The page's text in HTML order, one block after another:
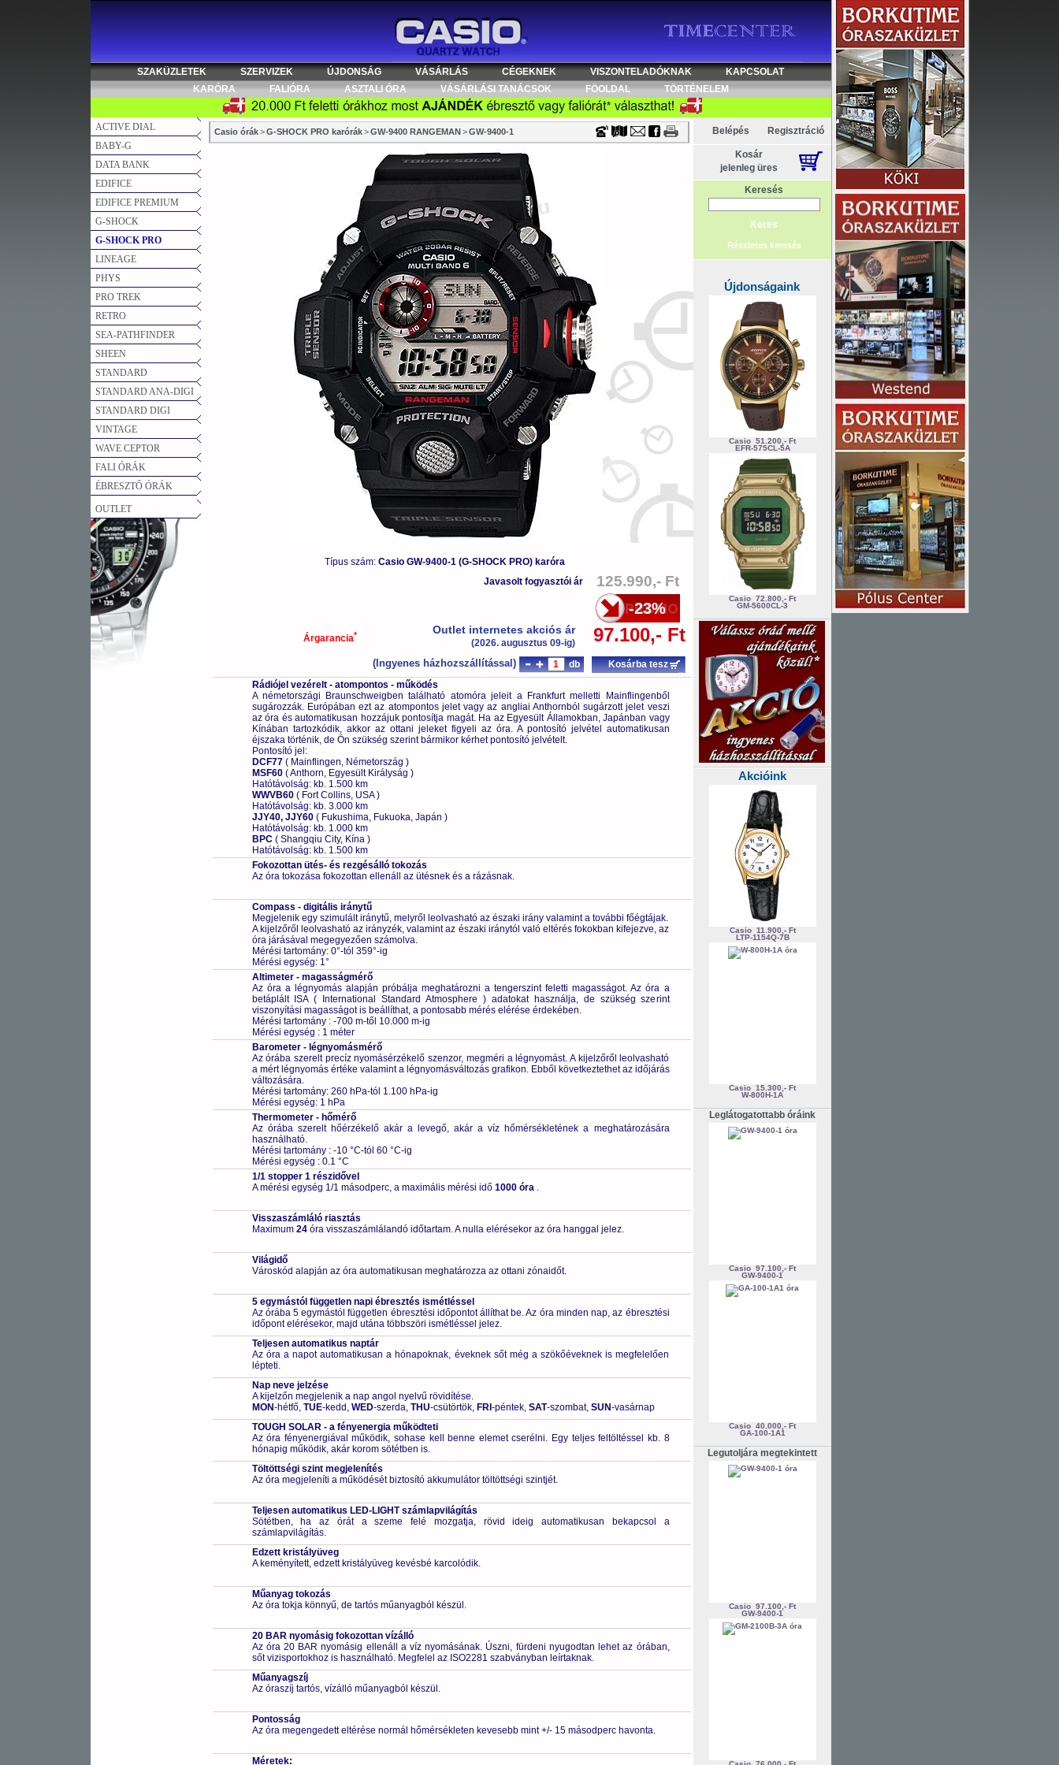
Timecenter
SZAKÜZLETEK SZERVIZEK ÚJDONSÁG VÁSÁRLÁS CÉGEKNEK VISZONTELADÓKNAK
KAPCSOLAT
KARÓRA
FALIÓRA ASZTALI ÓRA VÁSÁRLÁSI TANÁCSOK FÖOLDAL TÖRTÉNELEM
ACTIVE DIAL
BABY-G
DATA BANK
EDIFICE
EDIFICE PREMIUM
G-SHOCK
G-SHOCK PRO
LINEAGE
PHYS
PRO TREK
RETRO
SEA-PATHFINDER
SHEEN
STANDARD
STANDARD ANA-DIGI
STANDARD DIGI
VINTAGE
WAVE CEPTOR
FALI ÓRÁK
ÉBRESZTŐ ÓRÁK
OUTLET
Casio órák > G-SHOCK PRO karórák > GW-9400 RANGEMAN > GW-9400-1
Típus szám: Casio GW-9400-1 (G-SHOCK PRO) karóra
Javasolt fogyasztói ár
125.990,- Ft
Árgarancia*
-23%
Outlet internetes akciós ár
(2026. augusztus 09-ig) 97.100,- Ft
(Ingyenes házhozszállítással) db
Kosárba tesz
Rádiójel vezérelt - atompontos - működés
A németországi Braunschweigben található atomóra jeleit a Frankfurt melletti Mainflingenből
sugározzák. Európában ezt az atompontos jelet vagy az angliai Anthornból sugárzott jelet veszi
az óra és automatikusan hozzájuk pontosítja magát. Ha az Egyesült Államokban, Japánban vagy
Kínában tartozkódik, akkor az ottani jeleket figyeli az óra. A pontosító jelvétel automatikusan
éjszaka történik, de Ön szükség szerint bármikor kérhet pontosító jelvételt.
Pontosító jel:
DCF77 ( Mainflingen, Németország )
MSF60 ( Anthorn, Egyesült Királyság )
Hatótávolság: kb. 1.500 km
WWVB60( Fort Collins, USA )
Hatótávolság: kb. 3.000 km
JJY40, JJY60( Fukushima, Fukuoka, Japán )
Hatótávolság: kb. 1.000 km
BPC( Shangqiu City, Kína )
Hatótávolság: kb. 1.500 km
Fokozottan ütés- és rezgésálló tokozás
Az óra tokozása fokozottan ellenáll az ütésnek és a rázásnak.
Compass - digitális iránytű
Megjelenik egy szimulált iránytű, melyről leolvasható az északi irány valamint a további főégtájak.
A kijelzőről leolvasható az irányzék, valamint az északi iránytól való eltérés fokokban kifejezve, az
óra járásával megegyezően számolva.
Mérési tartomány: 0°-tól 359°-ig
Mérési egység: 1°
Altimeter - magasságmérő
Az óra a légnyomás alapján próbálja meghatározni a tengerszint feletti magasságot. Az óra a
betáplált ISA ( International Standard Atmosphere ) adatokat használja, de szükség szerint
viszonyítási magasságot is beállíthat, a pontosabb mérés elérése érdekében.
Mérési tartomány : -700 m-től 10.000 m-ig
Mérési egység : 1 méter
Barometer - légnyomásmérő
Az órába szerelt precíz nyomásérzékelő szenzor, megméri a légnyomást. A kijelzőről leolvasható
a mért légnyomás értéke valamint a légnyomásváltozás grafikon. Ebből következtethet az időjárás
változására.
Mérési tartomány: 260 hPa-tól 1.100 hPa-ig
Mérési egység: 1 hPa
Thermometer - hőmérő
Az órába szerelt hőérzékelő akár a levegő, akár a víz hőmérsékletének a meghatározására
használható.
Mérési tartomány : -10 °C-tól 60 °C-ig
Mérési egység : 0.1 °C
1/1 stopper 1 részidővel
A mérési egység 1/1 másodperc, a maximális mérési idő 1000 óra .
Visszaszámláló riasztás
Maximum 24óra visszaszámlálandó időtartam. A nulla elérésekor az óra hanggal jelez.
Világidő
Városkód alapján az óra automatikusan meghatározza az ottani zónaidőt.
5 egymástól független napi ébresztés ismétléssel
Az órába 5 egymástól független ébresztési időpontot állíthat be. Az óra minden nap, az ébresztési
időpont elérésekor, majd utána többszöri ismétléssel jelez.
Teljesen automatikus naptár
Az óra a napot automatikusan a hónapoknak, éveknek sőt még a szökőéveknek is megfelelően
lépteti.
Nap neve jelzése
A kijelzőn megjelenik a nap angol nyelvű rövidítése.
MON-hétfő, TUE-kedd, WED-szerda, THU-csütörtök, FRI -péntek, SAT-szombat, SUN-vasárnap
TOUGH SOLAR - a fényenergia működteti
Az óra fényenergiával működik, sohase kell benne elemet cserélni. Egy teljes feltöltéssel kb. 8
hónapig működik, akár korom sötétben is.
Töltöttségi szint megjelenítés
Az óra megjeleníti a működését biztosító akkumulátor töltöttségi szintjét.
Teljesen automatikus LED-LIGHT számlapvilágítás
Sötétben, ha az órát a szeme felé mozgatja, rövid ideig automatikusan bekapcsol a
számlapvilágítás.
Edzett kristályüveg
A keményített, edzett kristályüveg kevésbé karcolódik.
Műanyag tokozás
Az óra tokja könnyű, de tartós műanyagból készül.
20 BAR nyomásig fokozottan vízálló
Az óra 20 BAR nyomásig ellenáll a víz nyomásának. Úszni, fürdeni nyugodtan lehet az órában,
sőt vizisportokhoz is használható. Megfelel az ISO2281 szabványban leírtaknak.
Műanyagszíj
Az óraszíj tartós, vízálló műanyagból készül.
Pontosság
Az óra megengedett eltérése normál hőmérsékleten kevesebb mint +/- 15 másodperc havonta.
Méretek:
Belépés Regisztráció
Kosár
jelenleg üres
Keresés
Részletes keresés
Újdonságaink
Casio 51.200,- Ft
EFR-575CL-5A
Casio 72.800,- Ft
GM-5600CL-3
Akcióink
Casio 11.900,- Ft
LTP-1154Q-7B
Casio 15.300,- Ft
W-800H-1A
Leglátogatottabb óráink
Casio 97.100,- Ft
GW-9400-1
Casio 40.000,- Ft
GA-100-1A1
Legutoljára megtekintett
Casio 97.100,- Ft
GW-9400-1